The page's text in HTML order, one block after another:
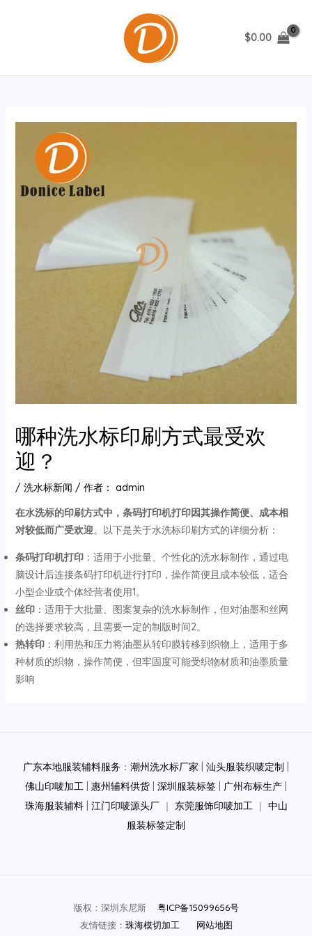
$0.00
哪种洗水标印刷方式最受欢
迎？
/ 洗水标新闻 / 作者： admin
在水洗标的印刷方式中，条码打印机打印因其操作简便、成本相
对较低而广受欢迎‌。以下是关于水洗标印刷方式的详细分析：
条码打印机打印‌：适用于小批量、个性化的洗水标制作，通过电
脑设计后连接条码打印机进行打印，操作简便且成本较低，适合
小型企业或个体经营者使用‌1。
丝印‌：适用于大批量、图案复杂的洗水标制作，但对油墨和丝网
的选择要求较高，且需要一定的制版时间‌2。
热转印‌：利用热和压力将油墨从转印膜转移到织物上，适用于多
种材质的织物，操作简便，但牢固度可能受织物材质和油墨质量
影响‌
广东本地服装辅料服务 ： 潮州洗水标厂家 汕头服装织唛定制
佛山印唛加工
惠州辅料供货 深圳服装标签 广州布标生产
珠海服装辅料| 江门印唛源头厂｜ 东莞服饰印唛加工｜ 中山
服装标签定制
版权：深圳东尼斯 粤ICP备15099656号
友情链接： 珠海模切加工 网站地图